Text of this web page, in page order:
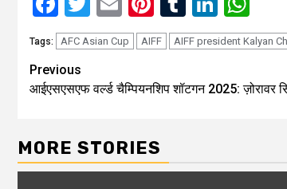
Tags: AFC Asian Cup AIFF AIFF president Kalyan
Continue
Reading
Previous
आईएसएसएफ वर्ल्ड चैम्पियनशिप शॉटगन 2025: ज़ोरावर
MORE STORIES